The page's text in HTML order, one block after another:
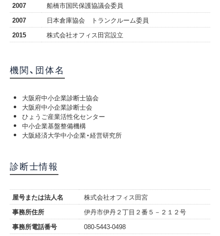
2007
船橋市国民保護協議会委員
2007
日本倉庫協会 トランクルーム委員
2015
株式会社オフィス田宮設立
機関、団体名
大阪府中小企業診断士協会
大阪府中小企業診断士会
ひょうご産業活性化センター
中小企業基盤整備機構
大阪経済大学中小企業・経営研究所
診断士情報
屋号または法人名
株式会社オフィス田宮
事務所住所
伊丹市伊丹２丁目２番５－２１２号
事務所電話番号
080-5443-0498